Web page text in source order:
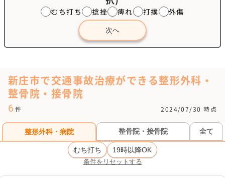
むち打ち 捻挫 痺れ 打撲 外傷
次へ
新庄市で交通事故治療ができる整形外科・
整骨院・接骨院
6 件 2024/07/30 時点
整形外科・病院 整骨院・接骨院 全て
むち打ち 19時以降OK
条件をリセットする